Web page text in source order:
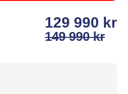
129 990 kr
149 990 kr